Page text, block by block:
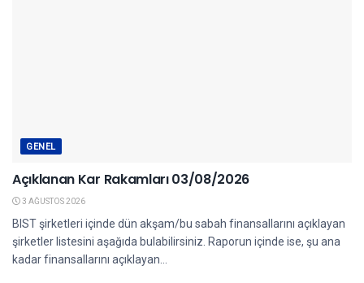
GENEL
Açıklanan Kar Rakamları 03/08/2026
3 AĞUSTOS 2026
BIST şirketleri içinde dün akşam/bu sabah finansallarını açıklayan
şirketler listesini aşağıda bulabilirsiniz. Raporun içinde ise, şu ana
kadar finansallarını açıklayan...